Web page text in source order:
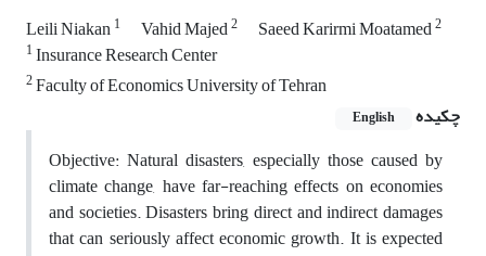
Leili Niakan1 Vahid Majed2 Saeed Karirmi Moatamed2
1Insurance Research Center
2Faculty of Economics University of Tehran
چکیده
English
Objective: Natural disasters, especially those caused by
climate change, have far-reaching effects on economies
and societies. Disasters bring direct and indirect damages
that can seriously affect economic growth. It is expected